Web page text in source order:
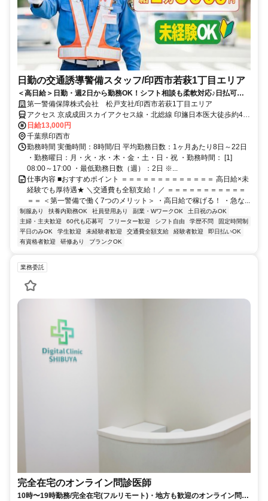
日勤の交通誘導警備スタッフ/印西市若萩1丁目エリア
＜高日給＞日勤・週2日から勤務OK！シフト相談も柔軟対応♪日払可◎
未経験歓迎★
第一警備保障株式会社 松戸支社/印西市若萩1丁目エリア
アクセス 京成成田スカイアクセス線・北総線 印旛日本医大徒歩約4
分、京成成田スカイアクセス線・北総線 印西牧の原南口徒歩約53
分、ＪＲ成田線 小林（千葉県）南口徒歩約71分 直行直帰OK＊交通費
全額支給＊
日給13,000円
千葉県印西市
勤務時間 実働時間：8時間/日 平均勤務日数：1ヶ月あたり8日～22日
・勤務曜日：月・火・水・木・金・土・日・祝 ・勤務時間： [1]
08:00～17:00 ・最低勤務日数（週）：2日 ※...
仕事内容 ■おすすめポイント ＝＝＝＝＝＝＝＝＝＝＝＝＝ 高日給×未
経験でも厚待遇★ ＼交通費も全額支給！／ ＝＝＝＝＝＝＝＝＝＝＝
＝＝ ＜第一警備で働く7つのメリット＞ ・高日給で稼げる！ ・急な...
制服あり 扶養内勤務OK 社員登用あり 副業・WワークOK
土日祝のみOK
主婦・主夫歓迎
60代も応募可 フリーター歓迎 シフト自由 学歴不問
固定時間制
平日のみOK
学生歓迎 未経験者歓迎 交通費全額支給 経験者歓迎
即日払いOK
有資格者歓迎
研修あり ブランクOK
業務委託
完全在宅のオンライン問診医師
10時〜19時勤務/完全在宅(フルリモート)・地方も歓迎のオンライン問診